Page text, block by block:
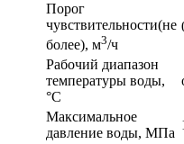
Порог
чувствительности(не
более), м3/ч
Рабочий диапазон
температуры воды,
°С
Максимальное
давление воды, МПа